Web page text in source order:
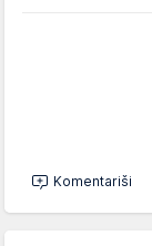
Komentariši